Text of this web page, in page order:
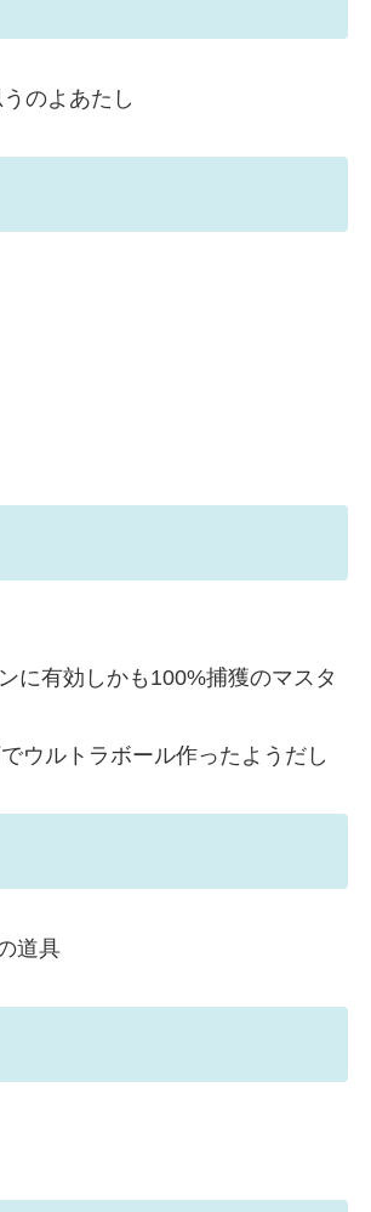
のよあたし
に有効しかも100%捕獲のマスタ
ウルトラボール作ったようだし
道具